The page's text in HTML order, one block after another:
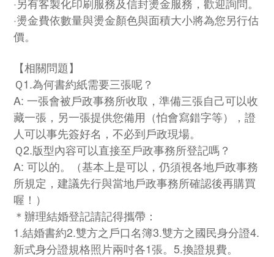
·燙金費依數量與燙金顏色與面積大小將為您另行估
價。
【相關問題】
Ｑ1.為何書約紙需要三張呢？
A: 一張會被戶政事務所收取，準備三張自己可以收
藏一張，另一張提供您備用（怕會寫錯字等），證
人可以事先簽好名，不必到戶政現場。
Ｑ2.版型內容可以直接至戶政事務所登記嗎？
A: 可以的。（基本上是可以，仍須視各地戶政事務
所規定，建議先行與當地戶政事務所確認後再購買
喔！）
＊辦理結婚登記請記得攜帶：
1.結婚書約2.雙方之戶口名簿3.雙方之國民身分證4.
新式身分證規格照片兩吋各1張。5.換證規費。